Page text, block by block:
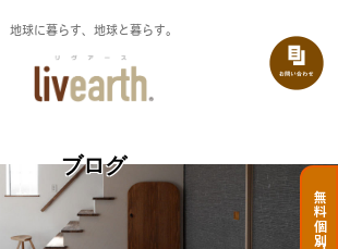
地球に暮らす、地球と暮らす。
ブログ